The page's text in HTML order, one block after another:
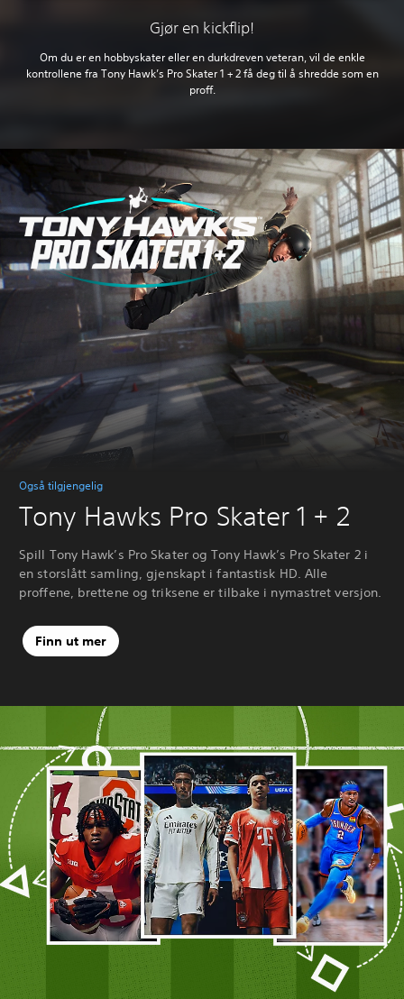
Gjør en kickflip!
Om du er en hobbyskater eller en durkdreven veteran, vil de enkle
kontrollene fra Tony Hawk’s Pro Skater 1 + 2 få deg til å shredde som en
proff.
Også tilgjengelig
Tony Hawks Pro Skater 1 + 2
Spill Tony Hawk’s Pro Skater og Tony Hawk’s Pro Skater 2 i
en storslått samling, gjenskapt i fantastisk HD. Alle
proffene, brettene og triksene er tilbake i nymastret versjon.
Finn ut mer